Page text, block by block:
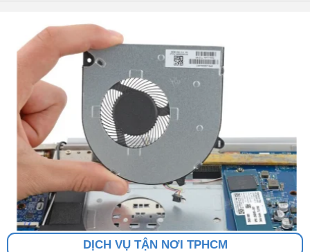
DỊCH VỤ TẬN NƠI TPHCM